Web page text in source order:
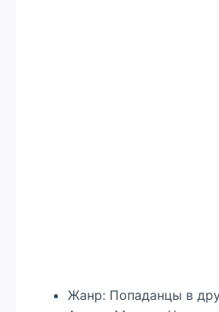
Жанр: Попаданцы в